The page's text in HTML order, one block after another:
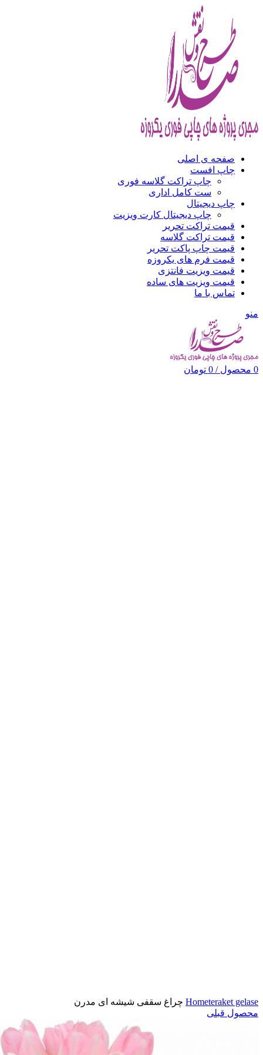
صفحه ی اصلی
چاپ افست
چاپ تراکت گلاسه فوری
ست کامل اداری
چاپ دیجیتال
چاپ دیجیتال کارت ویزیت
قیمت تراکت تحریر
قیمت تراکت گلاسه
قیمت چاپ پاکت تحریر
قیمت فرم های یکروزه
قیمت ویزیت فانتزی
قیمت ویزیت های ساده
تماس با ما
منو
0 محصول /
0 تومان
Hometeraket gelase
چراغ سقفی شیشه ای مدرن
محصول قبلی